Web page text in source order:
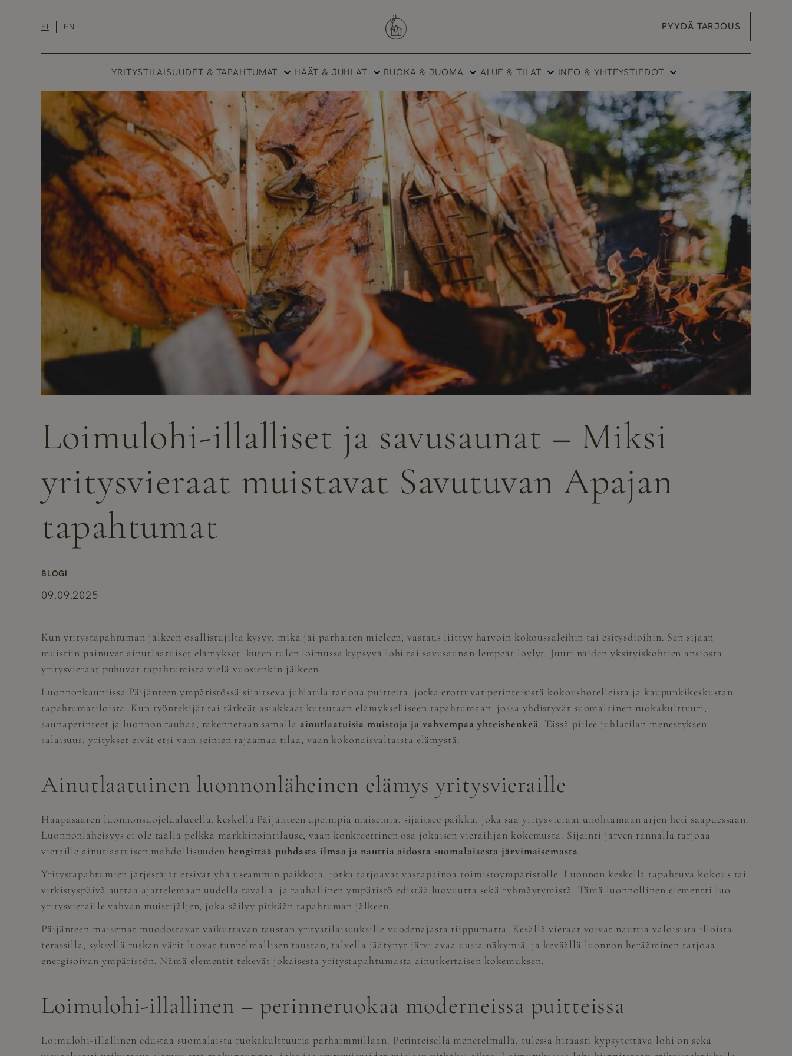
FI EN PYYDÄ TARJOUS
YRITYSTILAISUUDET & TAPAHTUMAT HÄÄT & JUHLAT RUOKA & JUOMA ALUE & TILAT INFO & YHTEYSTIEDOT
Loimulohi-illalliset ja savusaunat – Miksi
yritysvieraat muistavat Savutuvan Apajan
tapahtumat
BLOGI
09.09.2025
Kun yritystapahtuman jälkeen osallistujilta kysyy, mikä jäi parhaiten mieleen, vastaus liittyy harvoin kokoussaleihin tai esitysdioihin. Sen sijaan
muistiin painuvat ainutlaatuiset elämykset, kuten tulen loimussa kypsyvä lohi tai savusaunan lempeät löylyt. Juuri näiden yksityiskohtien ansiosta
yritysvieraat puhuvat tapahtumista vielä vuosienkin jälkeen.
Luonnonkauniissa Päijänteen ympäristössä sijaitseva juhlatila tarjoaa puitteita, jotka erottuvat perinteisistä kokoushotelleista ja kaupunkikeskustan
tapahtumatiloista. Kun työntekijät tai tärkeät asiakkaat kutsutaan elämykselliseen tapahtumaan, jossa yhdistyvät suomalainen ruokakulttuuri,
saunaperinteet ja luonnon rauhaa, rakennetaan samalla ainutlaatuisia muistoja ja vahvempaa yhteishenkeä. Tässä piilee juhlatilan menestyksen
salaisuus: yritykset eivät etsi vain seinien rajaamaa tilaa, vaan kokonaisvaltaista elämystä.
Ainutlaatuinen luonnonläheinen elämys yritysvieraille
Haapasaaren luonnonsuojelualueella, keskellä Päijänteen upeimpia maisemia, sijaitsee paikka, joka saa yritysvieraat unohtamaan arjen heti saapuessaan.
Luonnonläheisyys ei ole täällä pelkkä markkinointilause, vaan konkreettinen osa jokaisen vierailijan kokemusta. Sijainti järven rannalla tarjoaa
vieraille ainutlaatuisen mahdollisuuden hengittää puhdasta ilmaa ja nauttia aidosta suomalaisesta järvimaisemasta.
Yritystapahtumien järjestäjät etsivät yhä useammin paikkoja, jotka tarjoavat vastapainoa toimistoympäristölle. Luonnon keskellä tapahtuva kokous tai
virkistyspäivä auttaa ajattelemaan uudella tavalla, ja rauhallinen ympäristö edistää luovuutta sekä ryhmäytymistä. Tämä luonnollinen elementti luo
yritysvieraille vahvan muistijäljen, joka säilyy pitkään tapahtuman jälkeen.
Päijänteen maisemat muodostavat vaikuttavan taustan yritystilaisuuksille vuodenajasta riippumatta. Kesällä vieraat voivat nauttia valoisista illoista
terassilla, syksyllä ruskan värit luovat tunnelmallisen taustan, talvella jäätynyt järvi avaa uusia näkymiä, ja keväällä luonnon herääminen tarjoaa
energisoivan ympäristön. Nämä elementit tekevät jokaisesta yritystapahtumasta ainutkertaisen kokemuksen.
Loimulohi-illallinen – perinneruokaa moderneissa puitteissa
Loimulohi-illallinen edustaa suomalaista ruokakulttuuria parhaimmillaan. Perinteisellä menetelmällä, tulessa hitaasti kypsytettävä lohi on sekä